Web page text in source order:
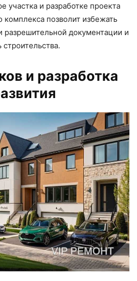
участка и разработке проекта
комплекса позволит избежать
разрешительной документации и
и разработка